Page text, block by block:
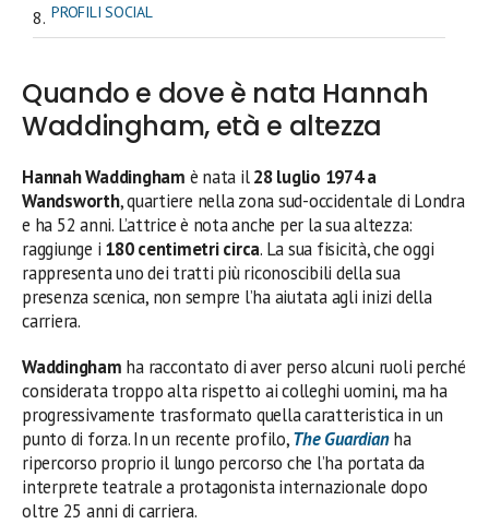
PROFILI SOCIAL
Quando e dove è nata Hannah
Waddingham, età e altezza
Hannah Waddingham è nata il28 luglio 1974 a
Wandsworth, quartiere nella zona sud-occidentale di Londra
e ha 52 anni. L’attrice è nota anche per la sua altezza:
raggiunge i 180 centimetri circa. La sua fisicità, che oggi
rappresenta uno dei tratti più riconoscibili della sua
presenza scenica, non sempre l’ha aiutata agli inizi della
carriera.
Waddingham ha raccontato di aver perso alcuni ruoli perché
considerata troppo alta rispetto ai colleghi uomini, ma ha
progressivamente trasformato quella caratteristica in un
punto di forza. In un recente profilo,The Guardianha
ripercorso proprio il lungo percorso che l’ha portata da
interprete teatrale a protagonista internazionale dopo
oltre 25 anni di carriera.